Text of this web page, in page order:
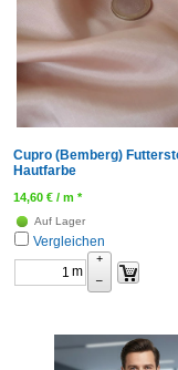
Cupro (Bemberg)
Hautfarbe
14,60 € / m *
Auf Lager
Vergleichen
m
+
–